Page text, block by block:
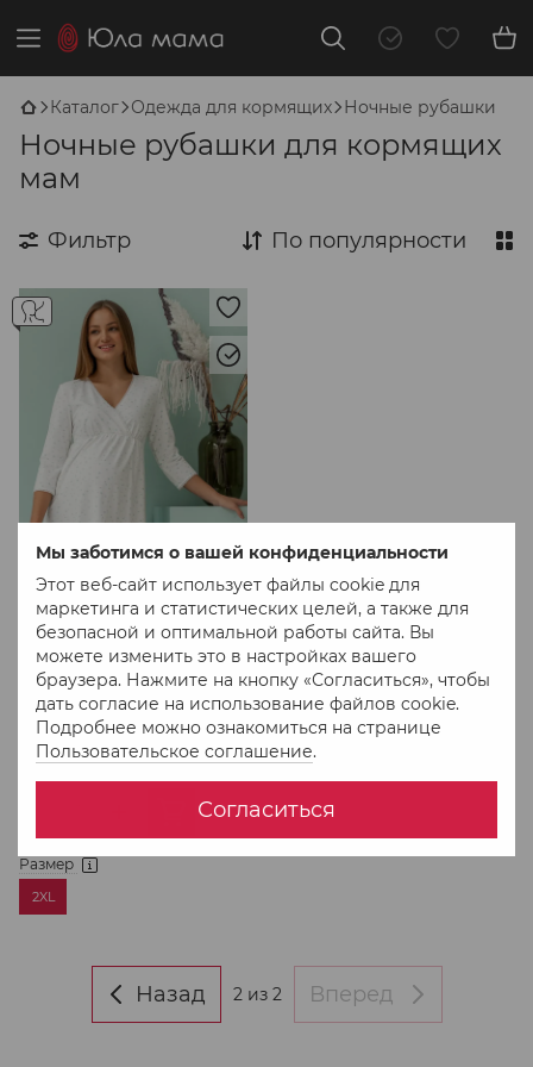
Мы заботимся о вашей конфиденциальности
Этот веб-сайт использует файлы cookie для
маркетинга и статистических целей, а также для
безопасной и оптимальной работы сайта. Вы
можете изменить это в настройках вашего
браузера. Нажмите на кнопку «Согласиться», чтобы
дать согласие на использование файлов cookie.
Подробнее можно ознакомиться на странице
Пользовательское соглашение.
Согласиться
Каталог Одежда для кормящих Ночные рубашки
Ночные рубашки для кормящих
мам
Фильтр По популярности
Артикул: NW-1.5.5
Молочна нічна сорочка
з довгим рукавом на
запа́х принт блакитні
зірки для вагітних та
898 грн
В наличии
Размер
2XL
Назад 2из 2 Вперед